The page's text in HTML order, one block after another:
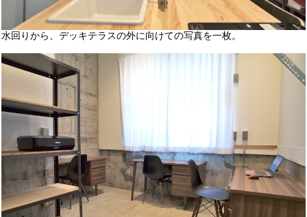
水回りから、デッキテラスの外に向けての写真を一枚。